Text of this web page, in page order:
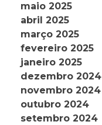
maio 2025
abril 2025
março 2025
fevereiro 2025
janeiro 2025
dezembro 2024
novembro 2024
outubro 2024
setembro 2024